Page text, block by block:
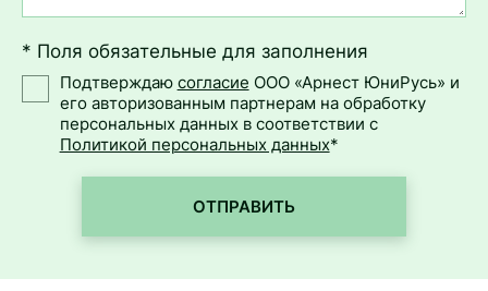
* Поля обязательные для заполнения
Подтверждаю согласие ООО «Арнест ЮниРусь» и
его авторизованным партнерам на обработку
персональных данных в соответствии с
Политикой персональных данных*
ОТПРАВИТЬ